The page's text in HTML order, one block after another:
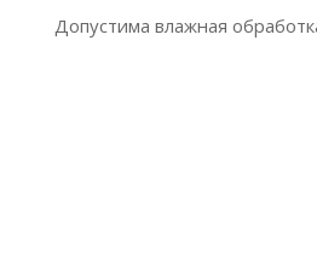
Допустима влажная